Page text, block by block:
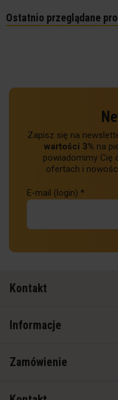
Ostatnio przeglądane
Zapisz się na
wartości 3% na
powiadomimy Cię
ofertach i
E-mail (login) *
Kontakt
Informacje
Zamówienie